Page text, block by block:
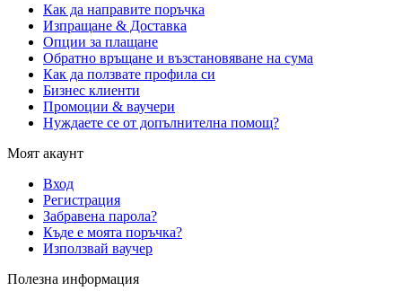
Как да направите поръчка
Изпращане & Доставка
Опции за плащане
Обратно връщане и възстановяване на сума
Как да ползвате профила си
Бизнес клиенти
Промоции & ваучери
Нуждаете се от допълнителна помощ?
Моят акаунт
Вход
Регистрация
Забравена парола?
Къде е моята поръчка?
Използвай ваучер
Полезна информация